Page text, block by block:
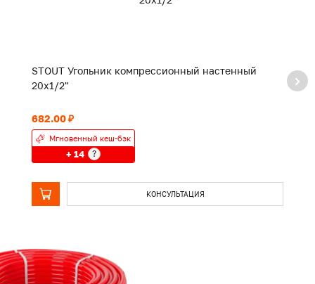
STOUT Угольник компрессионный настенный
20х1/2"
682.00 ₽
Мгновенный кеш-бэк
+ 14 ?
КОНСУЛЬТАЦИЯ